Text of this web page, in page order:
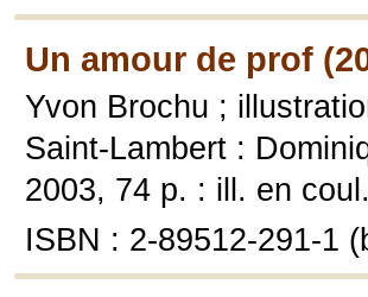
Un amour de prof
Yvon Brochu ;
Saint-Lambert :
2003, 74 p. : ill. en
ISBN : 2-89512-291-1